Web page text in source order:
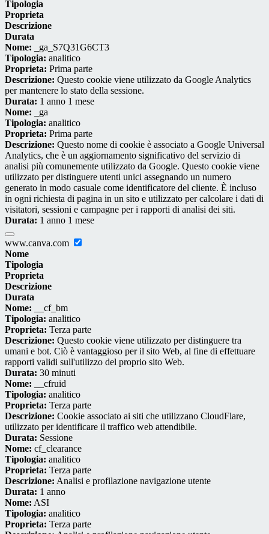
Tipologia
Proprieta
Descrizione
Durata
Nome: _ga_S7Q31G6CT3
Tipologia: analitico
Proprieta: Prima parte
Descrizione: Questo cookie viene utilizzato da Google Analytics
per mantenere lo stato della sessione.
Durata: 1 anno 1 mese
Nome: _ga
Tipologia: analitico
Proprieta: Prima parte
Descrizione: Questo nome di cookie è associato a Google Universal
Analytics, che è un aggiornamento significativo del servizio di
analisi più comunemente utilizzato da Google. Questo cookie viene
utilizzato per distinguere utenti unici assegnando un numero
generato in modo casuale come identificatore del cliente. È incluso
in ogni richiesta di pagina in un sito e utilizzato per calcolare i dati di
visitatori, sessioni e campagne per i rapporti di analisi dei siti.
Durata: 1 anno 1 mese
www.canva.com
Nome
Tipologia
Proprieta
Descrizione
Durata
Nome: __cf_bm
Tipologia: analitico
Proprieta: Terza parte
Descrizione: Questo cookie viene utilizzato per distinguere tra
umani e bot. Ciò è vantaggioso per il sito Web, al fine di effettuare
rapporti validi sull'utilizzo del proprio sito Web.
Durata: 30 minuti
Nome: __cfruid
Tipologia: analitico
Proprieta: Terza parte
Descrizione: Cookie associato ai siti che utilizzano CloudFlare,
utilizzato per identificare il traffico web attendibile.
Durata: Sessione
Nome: cf_clearance
Tipologia: analitico
Proprieta: Terza parte
Descrizione: Analisi e profilazione navigazione utente
Durata: 1 anno
Nome: ASI
Tipologia: analitico
Proprieta: Terza parte